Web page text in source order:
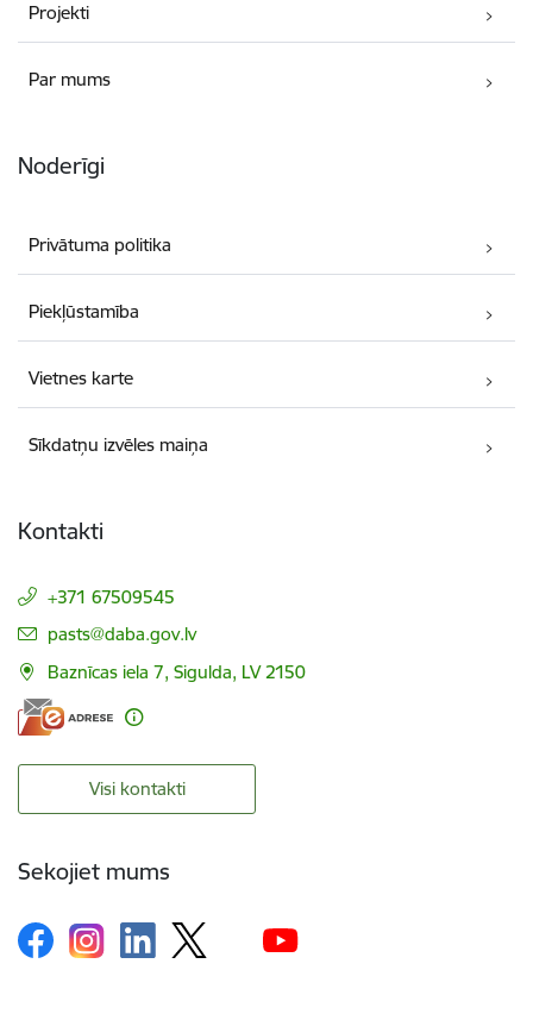
Projekti
Par mums
Noderīgi
Privātuma politika
Piekļūstamība
Vietnes karte
Sīkdatņu izvēles maiņa
Kontakti
+371 67509545
E-pasts:
pasts@daba.gov.lv
Baznīcas iela 7, Sigulda, LV 2150
Visi kontakti
Sekojiet mums